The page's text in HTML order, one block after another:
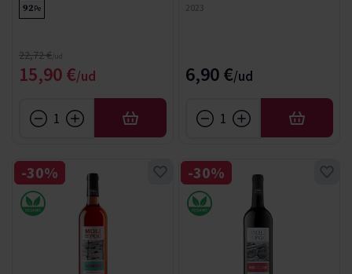
92Pe
Special Price
15,90 €
Regular Price
22,72 €
AFEGIR
2023
6,90 €
AFEGIR
-30% -30%